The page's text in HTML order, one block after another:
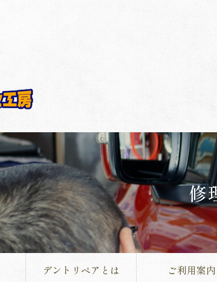
修
デントリペアとは ご利用案内